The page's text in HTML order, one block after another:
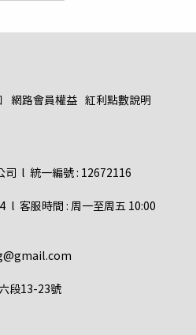
網路會員權益 紅利點數說明
司  l  統一編號 : 12672116
l  客服時間 : 周一至周五 10:00
段13-23號